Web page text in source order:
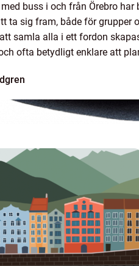
buss i och från Örebro
ta sig fram, både för grupper
samla alla i ett fordon
ofta betydligt enklare att